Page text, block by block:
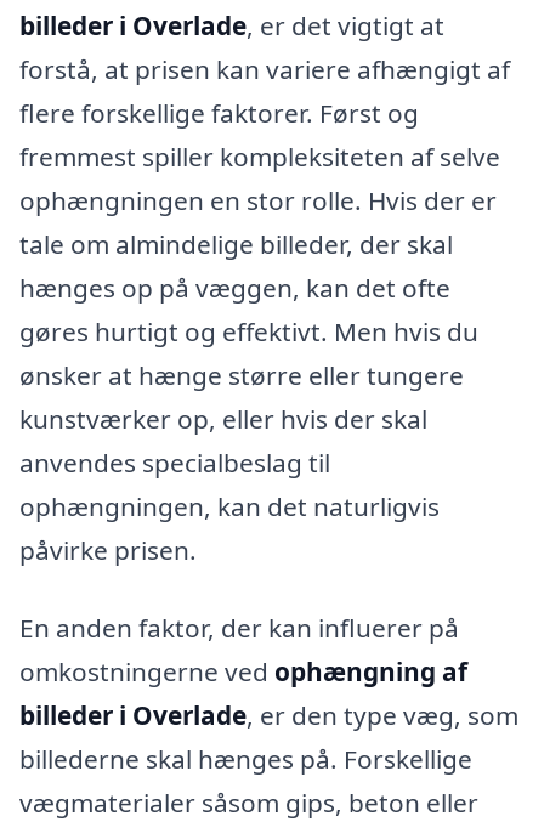
billeder i Overlade, er det vigtigt at
forstå, at prisen kan variere afhængigt af
flere forskellige faktorer. Først og
fremmest spiller kompleksiteten af selve
ophængningen en stor rolle. Hvis der er
tale om almindelige billeder, der skal
hænges op på væggen, kan det ofte
gøres hurtigt og effektivt. Men hvis du
ønsker at hænge større eller tungere
kunstværker op, eller hvis der skal
anvendes specialbeslag til
ophængningen, kan det naturligvis
påvirke prisen.
En anden faktor, der kan influerer på
omkostningerne ved ophængning af
billeder i Overlade, er den type væg, som
billederne skal hænges på. Forskellige
vægmaterialer såsom gips, beton eller